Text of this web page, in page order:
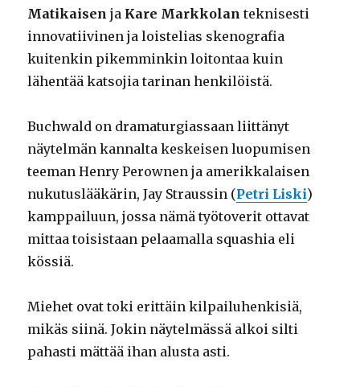
Matikaisen ja Kare Markkolan teknisesti
innovatiivinen ja loistelias skenografia
kuitenkin pikemminkin loitontaa kuin
lähentää katsojia tarinan henkilöistä.
Buchwald on dramaturgiassaan liittänyt
näytelmän kannalta keskeisen luopumisen
teeman Henry Perownen ja amerikkalaisen
nukutuslääkärin, Jay Straussin (Petri Liski)
kamppailuun, jossa nämä työtoverit ottavat
mittaa toisistaan pelaamalla squashia eli
kössiä.
Miehet ovat toki erittäin kilpailuhenkisiä,
mikäs siinä. Jokin näytelmässä alkoi silti
pahasti mättää ihan alusta asti.